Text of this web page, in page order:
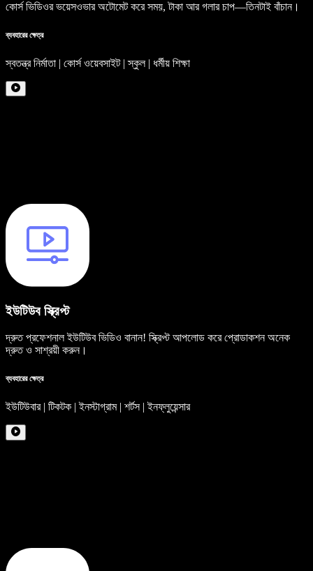
কোর্স ভিডিওর ভয়েসওভার অটোমেট করে সময়, টাকা আর গলার চাপ—তিনটাই বাঁচান।
ব্যবহারের ক্ষেত্র
স্বতন্ত্র নির্মাতা | কোর্স ওয়েবসাইট | স্কুল | ধর্মীয় শিক্ষা
ইউটিউব স্ক্রিপ্ট
দ্রুত প্রফেশনাল ইউটিউব ভিডিও বানান! স্ক্রিপ্ট আপলোড করে প্রোডাকশন অনেক
দ্রুত ও সাশ্রয়ী করুন।
ব্যবহারের ক্ষেত্র
ইউটিউবার | টিকটক | ইনস্টাগ্রাম | শর্টস | ইনফ্লুয়েন্সার